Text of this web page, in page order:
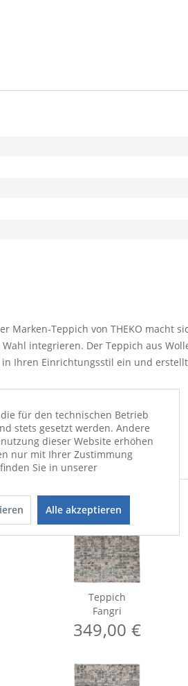
Marken-Teppich von THEKO macht
integrieren. Der Teppich aus
Ihren Einrichtungsstil ein und
Teppich
Fangri
349,00 €
für den technischen Betrieb
stets gesetzt werden. Andere
dieser Website erhöhen
nur mit Ihrer Zustimmung
Sie in unserer
Alle akzeptieren